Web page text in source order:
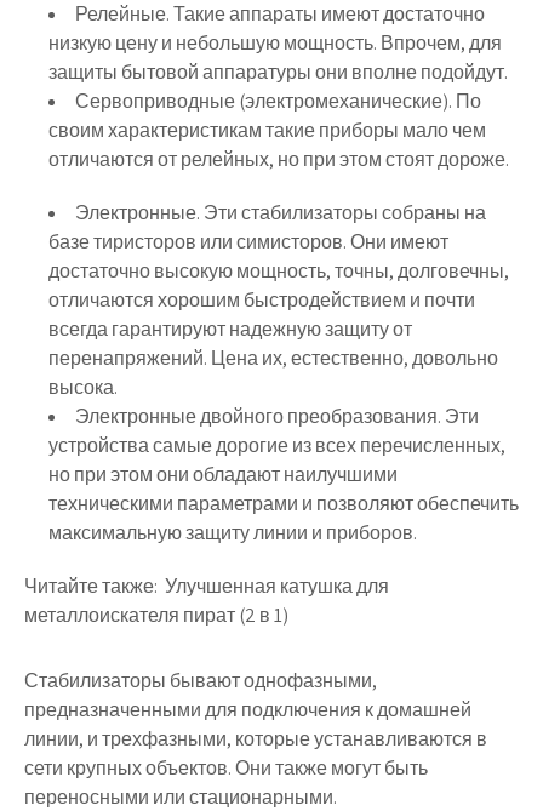
Релейные. Такие аппараты имеют достаточно
низкую цену и небольшую мощность. Впрочем, для
защиты бытовой аппаратуры они вполне подойдут.
Сервоприводные (электромеханические). По
своим характеристикам такие приборы мало чем
отличаются от релейных, но при этом стоят дороже.
Электронные. Эти стабилизаторы собраны на
базе тиристоров или симисторов. Они имеют
достаточно высокую мощность, точны, долговечны,
отличаются хорошим быстродействием и почти
всегда гарантируют надежную защиту от
перенапряжений. Цена их, естественно, довольно
высока.
Электронные двойного преобразования. Эти
устройства самые дорогие из всех перечисленных,
но при этом они обладают наилучшими
техническими параметрами и позволяют обеспечить
максимальную защиту линии и приборов.
Читайте также: Улучшенная катушка для
металлоискателя пират (2 в 1)
Стабилизаторы бывают однофазными,
предназначенными для подключения к домашней
линии, и трехфазными, которые устанавливаются в
сети крупных объектов. Они также могут быть
переносными или стационарными.